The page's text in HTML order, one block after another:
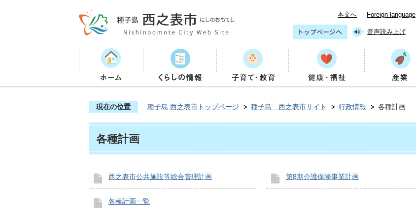
本文へ Foreign language
音声読み上げ
現在の位置 種子島 西之表市トップページ 種子島 西之表市サイト 行政情報 各種計画
各種計画
西之表市公共施設等総合管理計画 第8期介護保険事業計画
各種計画一覧